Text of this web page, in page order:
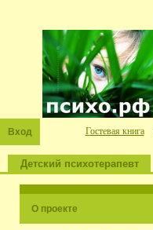
Вход Гостевая книга
Детский психотерапевт
О проекте